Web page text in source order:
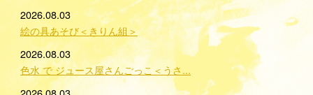
2026.08.03
絵の具あそび＜きりん組＞
2026.08.03
色水 で ジュース屋さんごっこ＜うさ...